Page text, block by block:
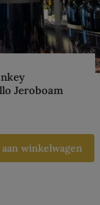
Jeroboam
aan winkelwagen